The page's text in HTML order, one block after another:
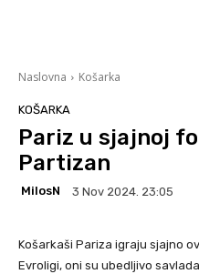
Naslovna Košarka
KOŠARKA
Pariz u sjajnoj
Partizan
MilosN 3 Nov 2024. 23:05
Košarkaši Pariza igraju sjajno
Evroligi, oni su ubedljivo